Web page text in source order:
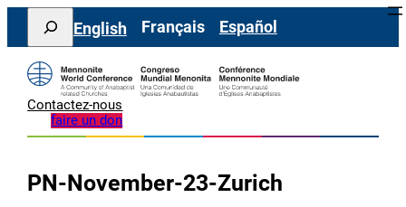
Aller
contenu
Search
English Français Español
Contactez-nous
faire un don
PN-November-23-Zurich